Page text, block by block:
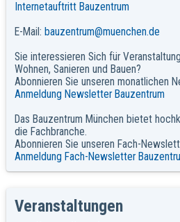
Internetauftritt Bauzentrum
E-Mail: bauzentrum@muenchen.de
Sie interessieren Sich für
Wohnen, Sanieren und Bauen?
Abonnieren Sie unseren monatlichen
Anmeldung Newsletter Bauzentrum
Das Bauzentrum München bietet
die Fachbranche.
Abonnieren Sie unseren Fach-
Anmeldung Fach-Newsletter
Veranstaltungen